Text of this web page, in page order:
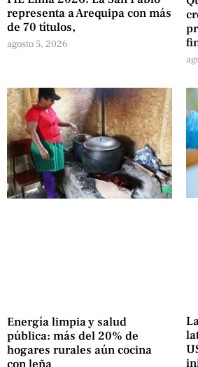
representa a Arequipa con más
de 70 títulos,
agosto 5, 2026
Energía limpia y salud
pública: más del 20% de
hogares rurales aún cocina